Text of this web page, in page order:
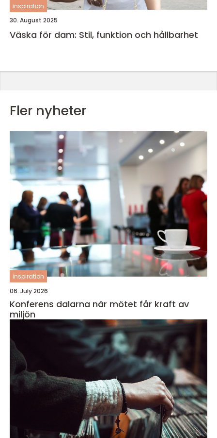
inspiration
30. August 2025
Väska för dam: Stil, funktion och hållbarhet
Fler nyheter
inspiration
06. July 2026
Konferens dalarna när mötet får kraft av
miljön